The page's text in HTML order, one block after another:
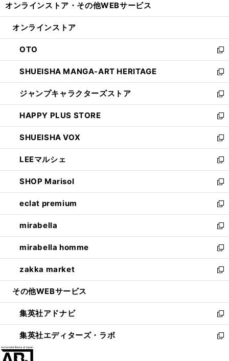
開
ン
ウ
で
開
く
ウ
ン
ド
ウ
で
開
く
オンラインストア・ その他WEBサービス
オンラインストア
OTO
新
し
い
ウ
ィ
ン
ド
ウ
で
開
く
SHUEISHA MANGA-ART HERITAGE
新
し
い
ウ
ィ
ン
ド
ウ
で
開
く
ジャンプキャラクターズストア
新
し
い
ウ
ィ
ン
ド
ウ
で
開
く
HAPPY PLUS STORE
新
し
い
ウ
ィ
ン
ド
ウ
で
開
く
SHUEISHA VOX
新
し
い
ウ
ィ
ン
ド
ウ
で
開
く
LEEマルシェ
新
し
い
ウ
ィ
ン
ド
ウ
で
開
く
SHOP Marisol
新
し
い
ウ
ィ
ン
ド
ウ
で
開
eclat premium
新
し
い
ウ
ィ
ン
ド
ウ
開
く
mirabella
新
し
い
ウ
ィ
ン
ウ
で
開
く
mirabella homme
新
し
い
ウ
ン
ド
ウ
で
zakka market
新
し
ウ
ィ
ン
ド
その他WEBサービス
集英社アドナビ
新
し
い
集英社エディターズ・ラボ
新